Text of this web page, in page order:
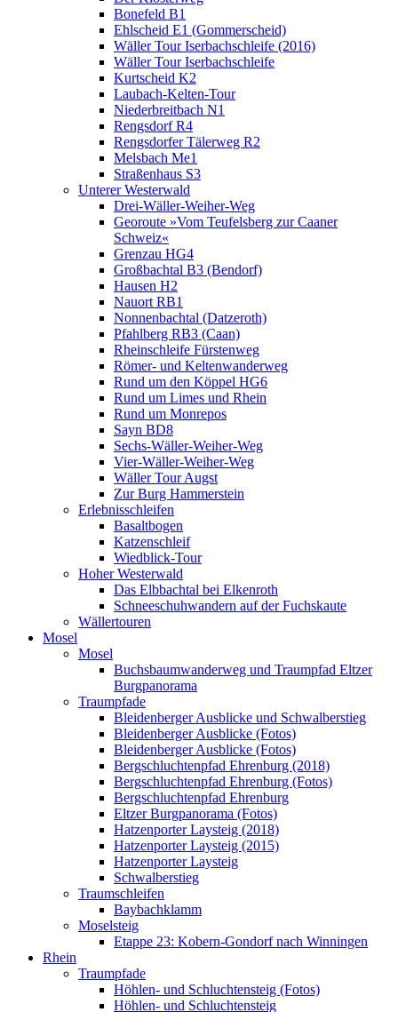
Bonefeld B1
Ehlscheid E1 (Gommerscheid)
Wäller Tour Iserbachschleife (2016)
Wäller Tour Iserbachschleife
Kurtscheid K2
Laubach-Kelten-Tour
Niederbreitbach N1
Rengsdorf R4
Rengsdorfer Tälerweg R2
Melsbach Me1
Straßenhaus S3
Unterer Westerwald
Drei-Wäller-Weiher-Weg
Georoute »Vom Teufelsberg zur Caaner
Schweiz«
Grenzau HG4
Großbachtal B3 (Bendorf)
Hausen H2
Nauort RB1
Nonnenbachtal (Datzeroth)
Pfahlberg RB3 (Caan)
Rheinschleife Fürstenweg
Römer- und Keltenwanderweg
Rund um den Köppel HG6
Rund um Limes und Rhein
Rund um Monrepos
Sayn BD8
Sechs-Wäller-Weiher-Weg
Vier-Wäller-Weiher-Weg
Wäller Tour Augst
Zur Burg Hammerstein
Erlebnisschleifen
Basaltbogen
Katzenschleif
Wiedblick-Tour
Hoher Westerwald
Das Elbbachtal bei Elkenroth
Schneeschuhwandern auf der Fuchskaute
Wällertouren
Mosel
Mosel
Buchsbaumwanderweg und Traumpfad Eltzer
Burgpanorama
Traumpfade
Bleidenberger Ausblicke und Schwalberstieg
Bleidenberger Ausblicke (Fotos)
Bleidenberger Ausblicke (Fotos)
Bergschluchtenpfad Ehrenburg (2018)
Bergschluchtenpfad Ehrenburg (Fotos)
Bergschluchtenpfad Ehrenburg
Eltzer Burgpanorama (Fotos)
Hatzenporter Laysteig (2018)
Hatzenporter Laysteig (2015)
Hatzenporter Laysteig
Schwalberstieg
Traumschleifen
Baybachklamm
Moselsteig
Etappe 23: Kobern-Gondorf nach Winningen
Rhein
Traumpfade
Höhlen- und Schluchtensteig (Fotos)
Höhlen- und Schluchtensteig